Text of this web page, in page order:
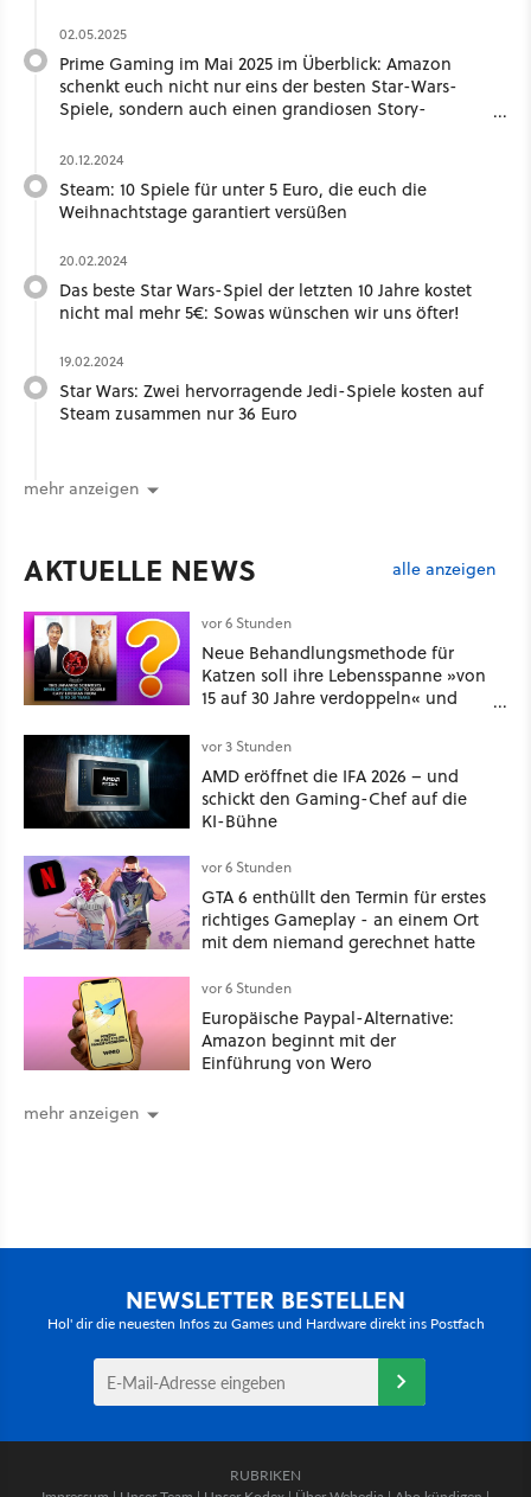
02.05.2025
Prime Gaming im Mai 2025 im Überblick: Amazon
schenkt euch nicht nur eins der besten Star-Wars-
Spiele, sondern auch einen grandiosen Story-
20.12.2024
Steam: 10 Spiele für unter 5 Euro, die euch die
Weihnachtstage garantiert versüßen
20.02.2024
Das beste Star Wars-Spiel der letzten 10 Jahre kostet
nicht mal mehr 5€: Sowas wünschen wir uns öfter!
19.02.2024
Star Wars: Zwei hervorragende Jedi-Spiele kosten auf
Steam zusammen nur 36 Euro
mehr anzeigen
AKTUELLE NEWS alle anzeigen
vor 6 Stunden
Neue Behandlungsmethode für
Katzen soll ihre Lebensspanne »von
15 auf 30 Jahre verdoppeln« und
kritisch damit auseinander
vor 3 Stunden
AMD eröffnet die IFA 2026 – und
schickt den Gaming-Chef auf die
KI-Bühne
vor 6 Stunden
GTA 6 enthüllt den Termin für erstes
richtiges Gameplay - an einem Ort
mit dem niemand gerechnet hatte
vor 6 Stunden
Europäische Paypal-Alternative:
Amazon beginnt mit der
Einführung von Wero
mehr anzeigen
NEWSLETTER BESTELLEN
Hol' dir die neuesten Infos zu Games und Hardware direkt ins Postfach
RUBRIKEN